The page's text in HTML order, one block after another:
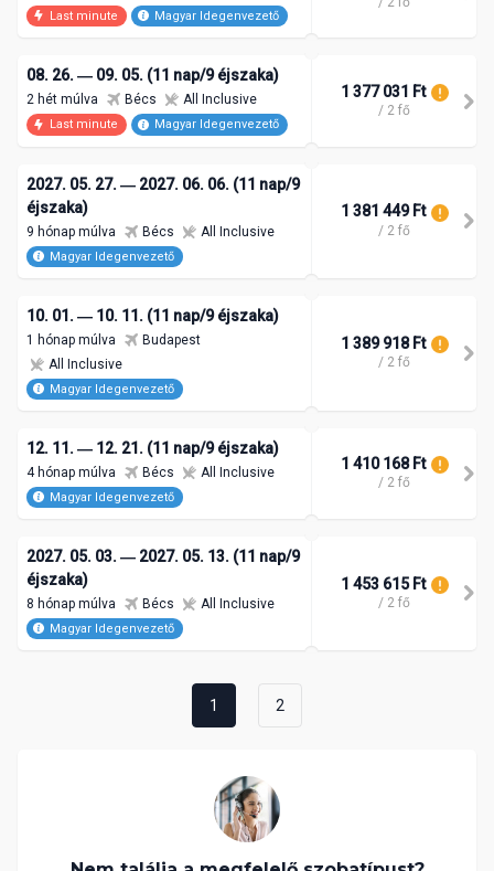
Last minute Magyar Idegenvezető
08. 26. ― 09. 05. (11 nap/9 éjszaka)
2 hét múlva Bécs All Inclusive
Last minute Magyar Idegenvezető
1 377 031 Ft
/ 2 fő
2027. 05. 27. ― 2027. 06. 06. (11 nap/9
éjszaka)
9 hónap múlva Bécs All Inclusive
Magyar Idegenvezető
1 381 449 Ft
/ 2 fő
10. 01. ― 10. 11. (11 nap/9 éjszaka)
1 hónap múlva
Budapest
All Inclusive
Magyar Idegenvezető
1 389 918 Ft
/ 2 fő
12. 11. ― 12. 21. (11 nap/9 éjszaka)
4 hónap múlva Bécs All Inclusive
Magyar Idegenvezető
1 410 168 Ft
/ 2 fő
2027. 05. 03. ― 2027. 05. 13. (11 nap/9
éjszaka)
8 hónap múlva Bécs All Inclusive
Magyar Idegenvezető
1 453 615 Ft
/ 2 fő
1 2